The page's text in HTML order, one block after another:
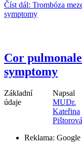
Číst dál: Trombóza
symptomy
Cor
symptomy
Základní
údaje
Napsal
MUDr.
Kateřina
Pištorová
Reklama: Google